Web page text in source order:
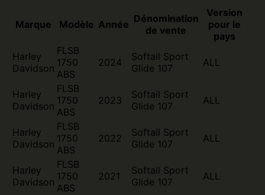
Marque Modèle Année Dénomination
de vente
Version
pour le
pays
Harley
Davidson
FLSB
1750
ABS
2024
Softail Sport
Glide 107
ALL
Harley
Davidson
FLSB
1750
ABS
2023
Softail Sport
Glide 107
ALL
Harley
Davidson
FLSB
1750
ABS
2022
Softail Sport
Glide 107
ALL
Harley
Davidson
FLSB
1750
ABS
2021
Softail Sport
Glide 107
ALL